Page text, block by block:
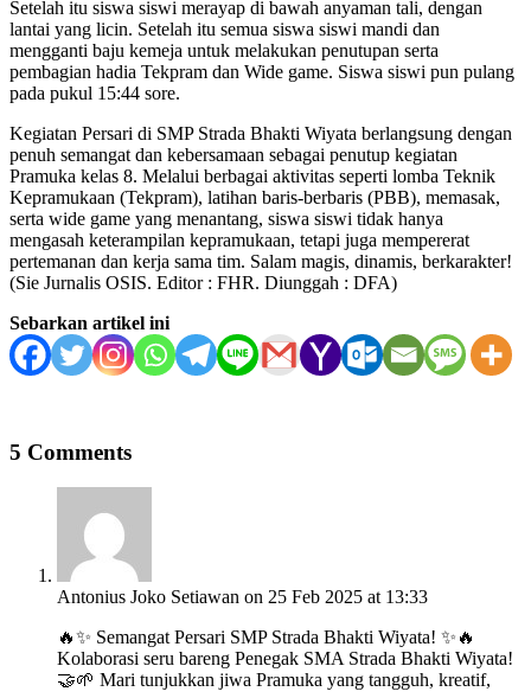
Setelah itu siswa siswi merayap di bawah anyaman tali, dengan
lantai yang licin. Setelah itu semua siswa siswi mandi dan
mengganti baju kemeja untuk melakukan penutupan serta
pembagian hadia Tekpram dan Wide game. Siswa siswi pun pulang
pada pukul 15:44 sore.
Kegiatan Persari di SMP Strada Bhakti Wiyata berlangsung dengan
penuh semangat dan kebersamaan sebagai penutup kegiatan
Pramuka kelas 8. Melalui berbagai aktivitas seperti lomba Teknik
Kepramukaan (Tekpram), latihan baris-berbaris (PBB), memasak,
serta wide game yang menantang, siswa siswi tidak hanya
mengasah keterampilan kepramukaan, tetapi juga mempererat
pertemanan dan kerja sama tim. Salam magis, dinamis, berkarakter!
(Sie Jurnalis OSIS. Editor : FHR. Diunggah : DFA)
Sebarkan artikel ini
5 Comments
Antonius Joko Setiawan on 25 Feb 2025 at 13:33
🔥✨ Semangat Persari SMP Strada Bhakti Wiyata! ✨🔥
Kolaborasi seru bareng Penegak SMA Strada Bhakti Wiyata!
🤝🌱 Mari tunjukkan jiwa Pramuka yang tangguh, kreatif,